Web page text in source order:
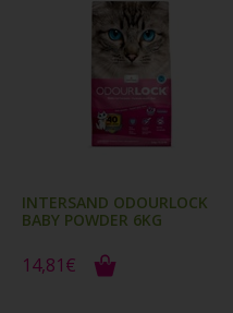
INTERSAND ODOURLOCK
BABY POWDER 6KG
14,81€